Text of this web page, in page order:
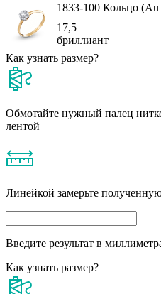
1833-100 Кольцо (Au
17,5
бриллиант
Как узнать размер?
Обмотайте нужный палец
лентой
Линейкой замерьте
Введите результат в
Как узнать размер?